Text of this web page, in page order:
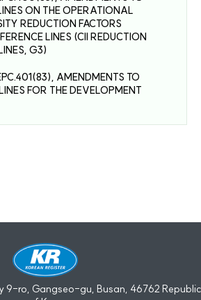
ON THE OPERATIONAL
REDUCTION FACTORS
LINES (CII REDUCTION
G3)
AMENDMENTS TO
FOR THE DEVELOPMENT
9-ro, Gangseo-gu, Busan, 46762 Republic